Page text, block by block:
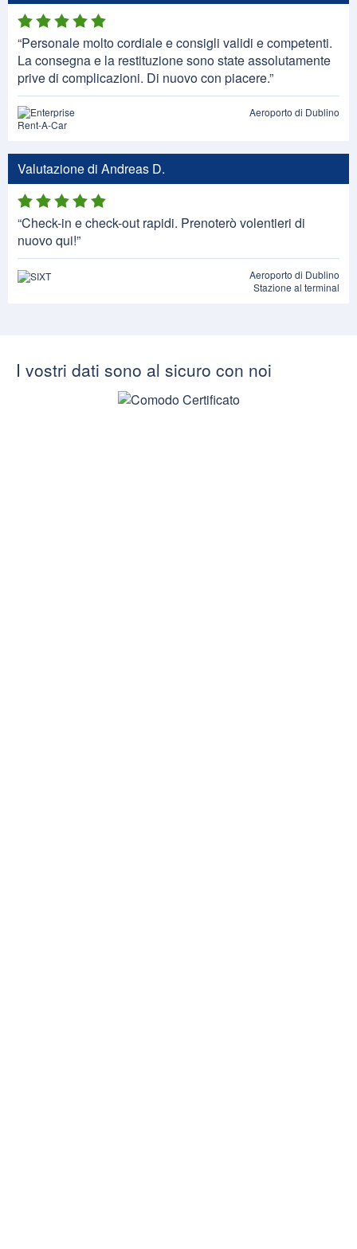
“Personale molto cordiale e consigli validi e competenti.
La consegna e la restituzione sono state assolutamente
prive di complicazioni. Di nuovo con piacere.”
Aeroporto di Dublino
Valutazione di Andreas D.
“Check-in e check-out rapidi. Prenoterò volentieri di
nuovo qui!”
Aeroporto di Dublino
Stazione al terminal
I vostri dati sono al sicuro con noi